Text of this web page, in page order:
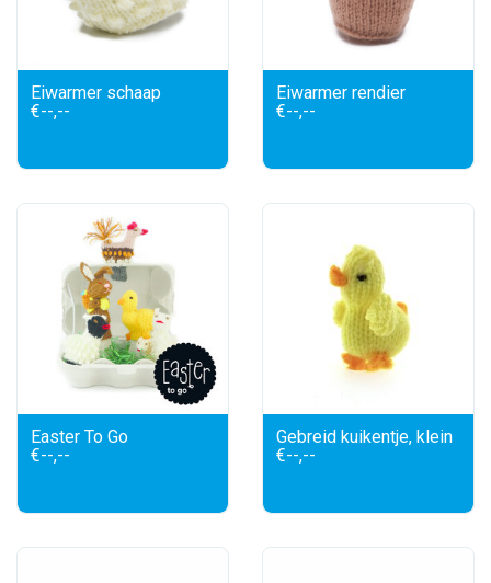
Eiwarmer schaap
€--,--
Eiwarmer rendier
€--,--
Easter To Go
€--,--
Gebreid kuikentje, klein
€--,--